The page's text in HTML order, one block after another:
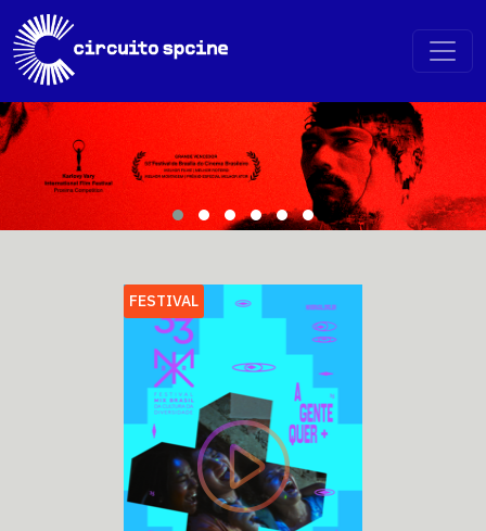
FESTIVAL